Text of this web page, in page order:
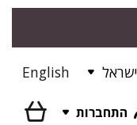
English
התחברות